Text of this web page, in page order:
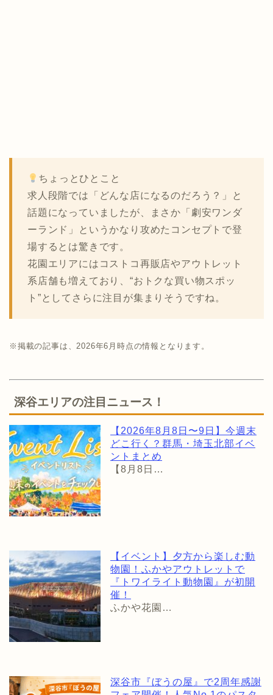
ちょっとひとこと
求人段階では「どんな店になるのだろう？」と
話題になっていましたが、まさか「劇安ワンダ
ーランド」というかなり攻めたコンセプトで登
場するとは驚きです。
花園エリアにはコストコ再販店やアウトレット
系店舗も増えており、“おトクな買い物スポッ
ト”としてさらに注目が集まりそうですね。
※掲載の記事は、2026年6月時点の情報となります。
深谷エリアの注目ニュース！
【2026年8月8日〜9日】今週末
どこ行く？群馬・埼玉北部イベ
ントまとめ
【8月8日…
【イベント】夕方から楽しむ動
物園！ふかやアウトレットで
『トワイライト動物園』が初開
催！
ふかや花園…
深谷市『ぼうの屋』で2周年感謝